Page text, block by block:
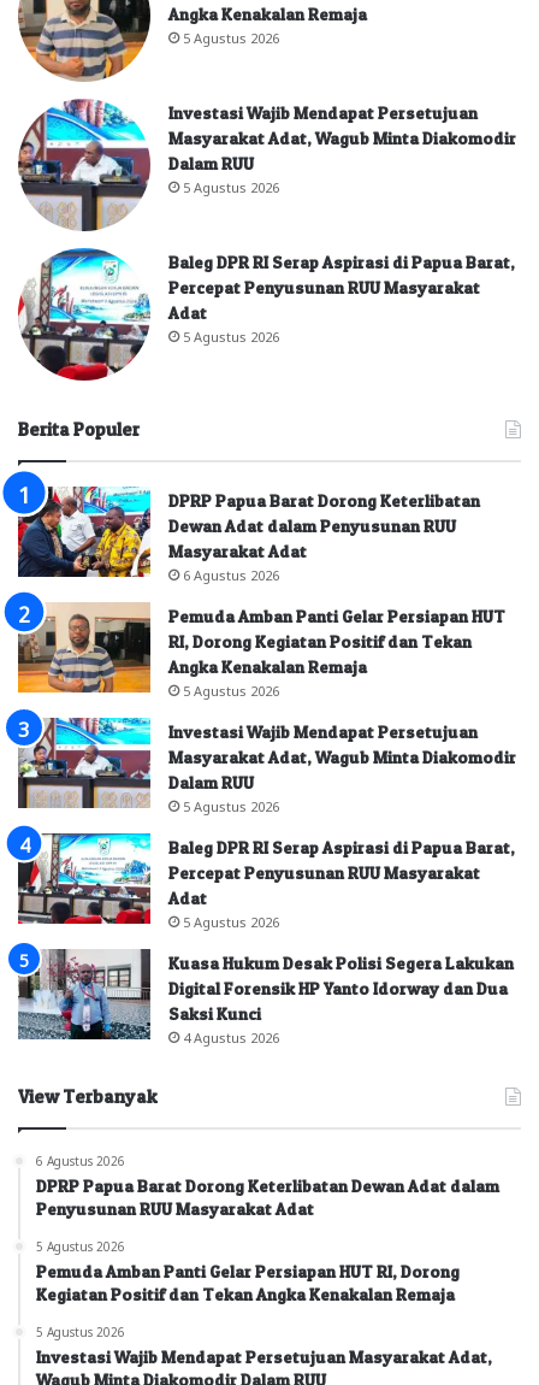
Angka Kenakalan Remaja
5 Agustus 2026
Investasi Wajib Mendapat Persetujuan
Masyarakat Adat, Wagub Minta Diakomodir
Dalam RUU
5 Agustus 2026
Baleg DPR RI Serap Aspirasi di Papua Barat,
Percepat Penyusunan RUU Masyarakat
Adat
5 Agustus 2026
Berita Populer
DPRP Papua Barat Dorong Keterlibatan
Dewan Adat dalam Penyusunan RUU
Masyarakat Adat
6 Agustus 2026
Pemuda Amban Panti Gelar Persiapan HUT
RI, Dorong Kegiatan Positif dan Tekan
Angka Kenakalan Remaja
5 Agustus 2026
Investasi Wajib Mendapat Persetujuan
Masyarakat Adat, Wagub Minta Diakomodir
Dalam RUU
5 Agustus 2026
Baleg DPR RI Serap Aspirasi di Papua Barat,
Percepat Penyusunan RUU Masyarakat
Adat
5 Agustus 2026
Kuasa Hukum Desak Polisi Segera Lakukan
Digital Forensik HP Yanto Idorway dan Dua
Saksi Kunci
4 Agustus 2026
View Terbanyak
6 Agustus 2026
DPRP Papua Barat Dorong Keterlibatan Dewan Adat dalam
Penyusunan RUU Masyarakat Adat
5 Agustus 2026
Pemuda Amban Panti Gelar Persiapan HUT RI, Dorong
Kegiatan Positif dan Tekan Angka Kenakalan Remaja
5 Agustus 2026
Investasi Wajib Mendapat Persetujuan Masyarakat Adat,
Wagub Minta Diakomodir Dalam RUU